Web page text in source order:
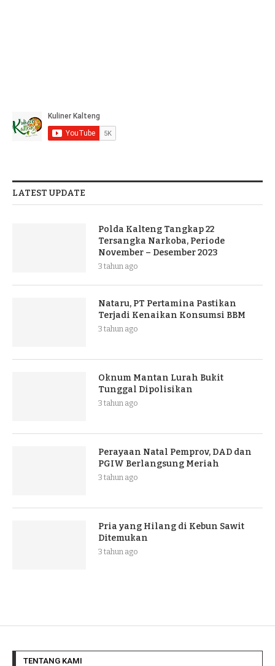
LATEST UPDATE
Polda Kalteng Tangkap 22
Tersangka Narkoba, Periode
November – Desember 2023
3 tahun ago
Nataru, PT Pertamina Pastikan
Terjadi Kenaikan Konsumsi BBM
3 tahun ago
Oknum Mantan Lurah Bukit
Tunggal Dipolisikan
3 tahun ago
Perayaan Natal Pemprov, DAD dan
PGIW Berlangsung Meriah
3 tahun ago
Pria yang Hilang di Kebun Sawit
Ditemukan
3 tahun ago
TENTANG KAMI